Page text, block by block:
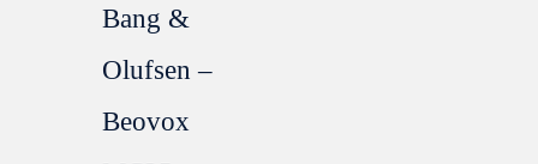
Bang &
Olufsen –
Beovox